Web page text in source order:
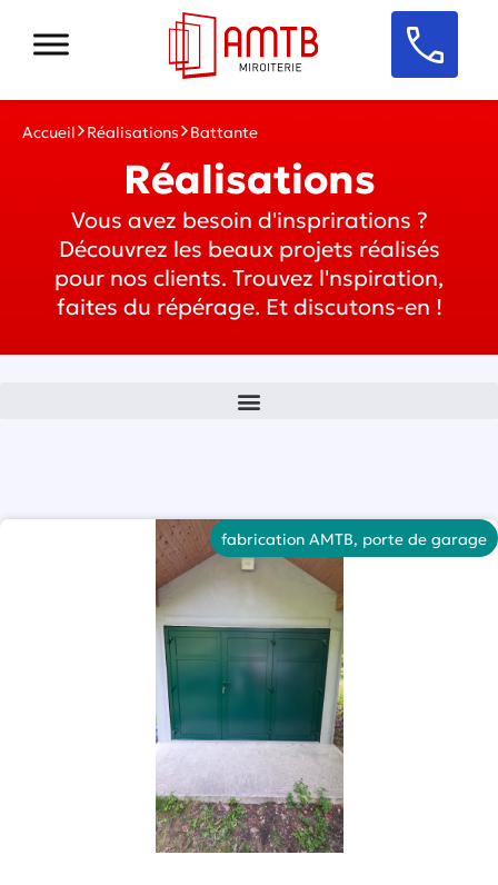
Accueil Réalisations Battante
Réalisations
Vous avez besoin d'insprirations ?
Découvrez les beaux projets réalisés
pour nos clients. Trouvez l'nspiration,
faites du répérage. Et discutons-en !
fabrication AMTB, porte de garage